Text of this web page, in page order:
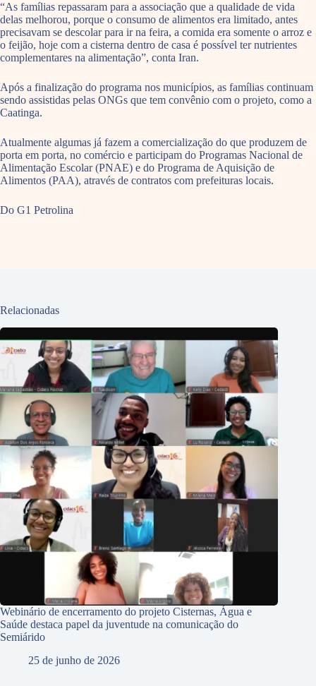
“As famílias repassaram para a associação que a qualidade de vida
delas melhorou, porque o consumo de alimentos era limitado, antes
precisavam se descolar para ir na feira, a comida era somente o arroz e
o feijão, hoje com a cisterna dentro de casa é possível ter nutrientes
complementares na alimentação”, conta Iran.
Após a finalização do programa nos municípios, as famílias continuam
sendo assistidas pelas ONGs que tem convênio com o projeto, como a
Caatinga.
Atualmente algumas já fazem a comercialização do que produzem de
porta em porta, no comércio e participam do Programas Nacional de
Alimentação Escolar (PNAE) e do Programa de Aquisição de
Alimentos (PAA), através de contratos com prefeituras locais.
Do G1 Petrolina
Relacionadas
Webinário de encerramento do projeto Cisternas, Água e
Saúde destaca papel da juventude na comunicação do
Semiárido
25 de junho de 2026